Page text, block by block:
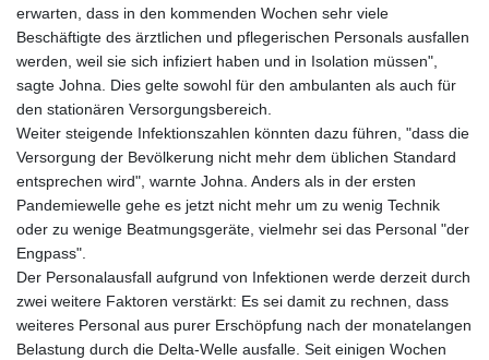
HUF 363.096405
IDR 20580.370421
ILS 3.468234
IMP 0.8566
INR 109.992259
IQD 1515.115748
IRR
1590322.371805
ISK 142.598215
JEP 0.8566
JOD 0.819746
JPY 182.445186
KES 148.887592
KGS 101.104505
erwarten, dass in den kommenden Wochen sehr viele
Beschäftigte des ärztlichen und pflegerischen Personals ausfallen
werden, weil sie sich infiziert haben und in Isolation müssen",
sagte Johna. Dies gelte sowohl für den ambulanten als auch für
den stationären Versorgungsbereich.
Weiter steigende Infektionszahlen könnten dazu führen, "dass die
Versorgung der Bevölkerung nicht mehr dem üblichen Standard
entsprechen wird", warnte Johna. Anders als in der ersten
Pandemiewelle gehe es jetzt nicht mehr um zu wenig Technik
oder zu wenige Beatmungsgeräte, vielmehr sei das Personal "der
Engpass".
Der Personalausfall aufgrund von Infektionen werde derzeit durch
zwei weitere Faktoren verstärkt: Es sei damit zu rechnen, dass
weiteres Personal aus purer Erschöpfung nach der monatelangen
Belastung durch die Delta-Welle ausfalle. Seit einigen Wochen